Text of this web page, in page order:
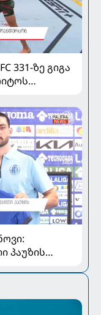
331-ზე გიგა
პაუზის